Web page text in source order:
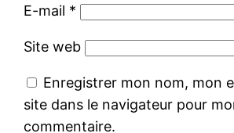
E-mail *
Site web
Enregistrer mon nom, mon
site dans le navigateur pour
commentaire.